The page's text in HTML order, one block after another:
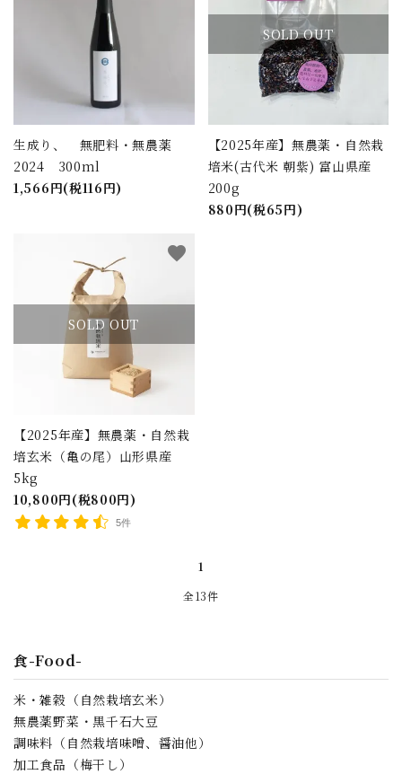
生成り、 無肥料・無農薬
2024 300ml
1,566円(税116円)
SOLD OUT
【2025年産】無農薬・自然栽
培米(古代米 朝紫) 富山県産
200g
880円(税65円)
SOLD OUT
【2025年産】無農薬・自然栽
培玄米（亀の尾）山形県産
5kg
10,800円(税800円)
5件
favorite
1
全13件
食-Food-
米・雑穀（自然栽培玄米）
無農薬野菜・黒千石大豆
調味料（自然栽培味噌、醤油他）
加工食品（梅干し）